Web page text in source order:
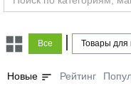
Все Товары для
Новые sort Рейтинг